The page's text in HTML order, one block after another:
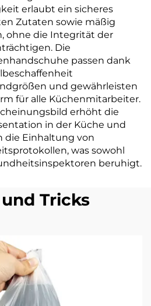
erlaubt ein sicheres
Zutaten sowie mäßig
ohne die Integrität der
Die
passen dank
und gewährleisten
für alle Küchenmitarbeiter.
erhöht die
in der Küche und
die Einhaltung von
was sowohl
beruhigt.
Tricks